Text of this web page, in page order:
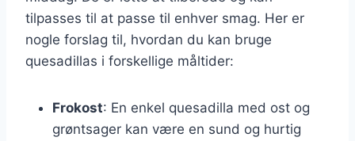
tilpasses til at passe til enhver smag. Her er
nogle forslag til, hvordan du kan bruge
quesadillas i forskellige måltider:
Frokost: En enkel quesadilla med ost og
grøntsager kan være en sund og hurtig